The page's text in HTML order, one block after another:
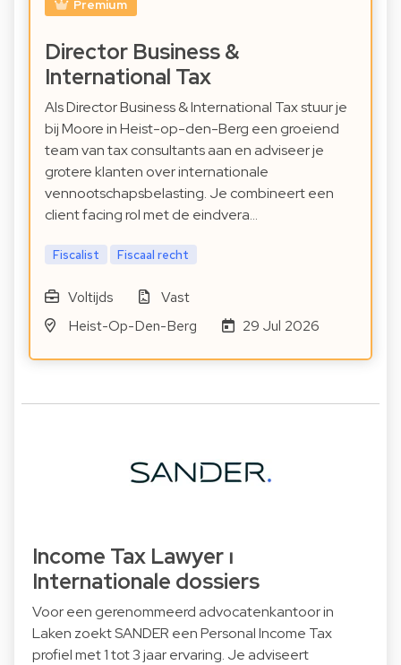
Premium
Director Business &
International Tax
Als Director Business & International Tax stuur je
bij Moore in Heist-op-den-Berg een groeiend
team van tax consultants aan en adviseer je
grotere klanten over internationale
vennootschapsbelasting. Je combineert een
client facing rol met de eindvera…
Fiscalist Fiscaal recht
Voltijds
Vast
Heist-Op-Den-Berg
29 Jul 2026
Income Tax Lawyer ⏐
Internationale dossiers
Voor een gerenommeerd advocatenkantoor in
Laken zoekt SANDER een Personal Income Tax
profiel met 1 tot 3 jaar ervaring. Je adviseert